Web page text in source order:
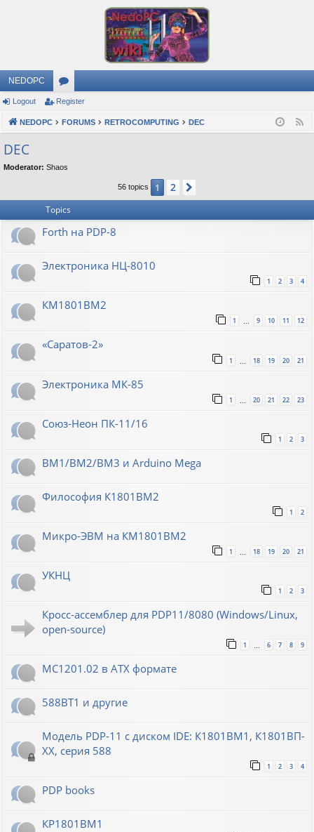
NEDOPC
or
u
s
Logout Register
NEDOPC FORUMS RETROCOMPUTING DEC
DEC
Moderator: Shaos
56 topics 1 2
Topics
Forth на PDP-8
Электроника НЦ-8010
1 2 3 4
КМ1801ВМ2
1 … 9 10 11 12
«Саратов-2»
1 18 19 20 21
Электроника МК-85
1 20 21 22 23
Союз-Неон ПК-11/16
1 2 3
ВМ1/ВМ2/ВМ3 и Arduino Mega
Философия К1801ВМ2
1 2
Микро-ЭВМ на КМ1801ВМ2
1 18 19 20 21
УКНЦ
1 2 3
Кросс-ассемблер для PDP11/8080 (Windows/Linux,
open-source)
1 … 6 7 8 9
МС1201.02 в ATX формате
588ВТ1 и другие
Модель PDP-11 с диском IDE: К1801ВМ1, К1801ВП-
XX, серия 588
1 2 3 4
PDP books
КР1801ВМ1